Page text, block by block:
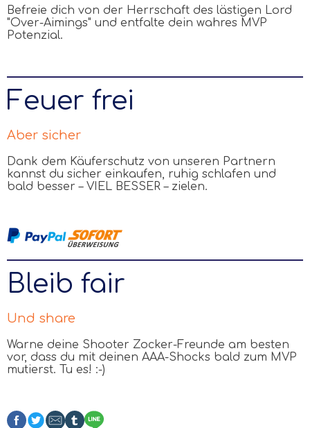
Befreie dich von der Herrschaft des lästigen Lord
"Over-Aimings" und entfalte dein wahres MVP
Potenzial.
Feuer frei
Aber sicher
Dank dem Käuferschutz von unseren Partnern
kannst du sicher einkaufen, ruhig schlafen und
bald besser–VIEL BESSER–zielen.
Bleib fair
Und share
Warne deine Shooter Zocker-Freunde am besten
vor, dass du mit deinen AAA-Shocks bald zum MVP
mutierst. Tu es! :-)